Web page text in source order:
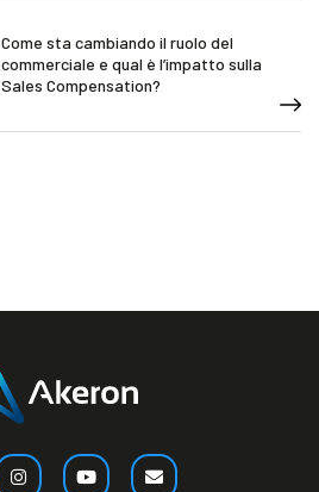
Come sta cambiando il ruolo del
commerciale e qual è l’impatto sulla
Sales Compensation?